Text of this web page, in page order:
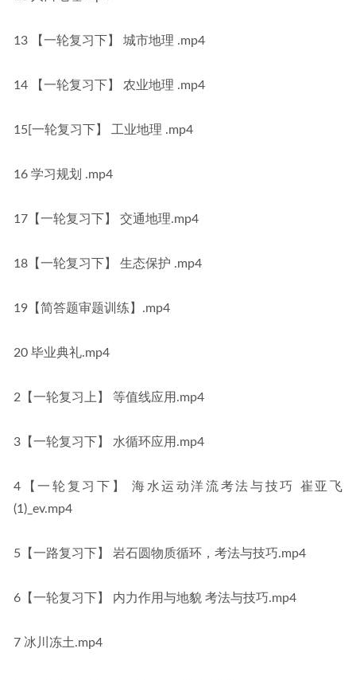
13 【一轮复习下】 城市地理 .mp4
14 【一轮复习下】 农业地理 .mp4
15[一轮复习下】 工业地理 .mp4
16 学习规划 .mp4
17【一轮复习下】 交通地理.mp4
18【一轮复习下】 生态保护 .mp4
19【简答题审题训练】.mp4
20 毕业典礼.mp4
2【一轮复习上】 等值线应用.mp4
3【一轮复习下】 水循环应用.mp4
4【一轮复习下】 海水运动洋流考法与技巧 崔亚飞
(1)_ev.mp4
5【一路复习下】 岩石圆物质循环，考法与技巧.mp4
6【一轮复习下】 内力作用与地貌 考法与技巧.mp4
7 冰川冻土.mp4